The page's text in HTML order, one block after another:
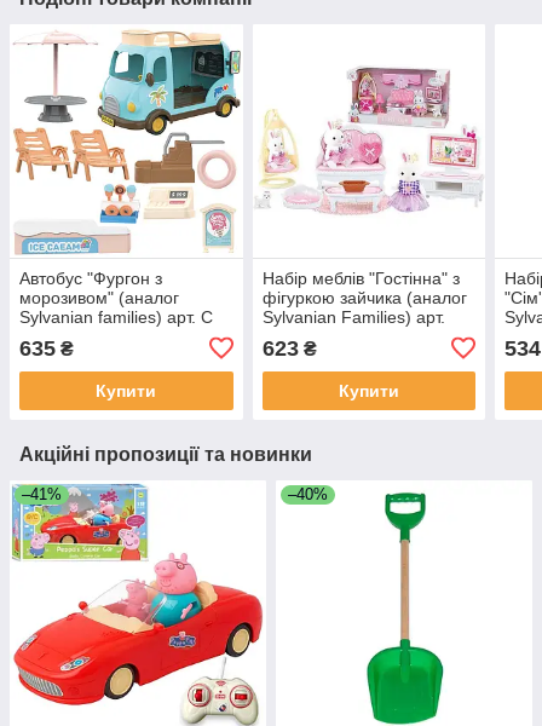
Автобус "Фургон з
морозивом" (аналог
Sylvanian families) арт. C
635 ₴
Купити
Набір меблів "Гостінна" з
фігуркою зайчика (аналог
Sylvanian Families) арт.
623₴
Купити
534
Акційні пропозиції та новинки
–41% –40%